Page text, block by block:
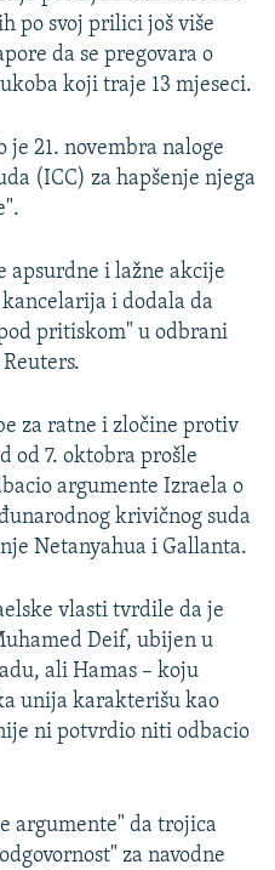
po svoj prilici još više
da se pregovara o
koji traje 13 mjeseci.
je 21. novembra naloge
(ICC) za hapšenje njega
apsurdne i lažne akcije
i dodala da
pritiskom" u odbrani
za ratne i zločine protiv
od 7. oktobra prošle
argumente Izraela o
krivičnog suda
Netanyahua i Gallanta.
vlasti tvrdile da je
Deif, ubijen u
ali Hamas – koju
unija karakterišu kao
ni potvrdio niti odbacio
argumente" da trojica
za navodne